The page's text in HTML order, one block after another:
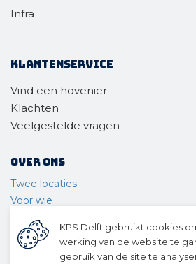
Infra
Klantenservice
Vind een hovenier
Klachten
Veelgestelde vragen
Over ons
Twee locaties
Voor wie
Ons materieel
Ons team
Geschiedenis
KPS Delft gebruikt cookies
werking van de website te
gebruik van de site te